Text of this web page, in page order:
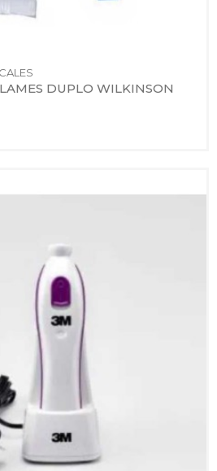
DUPLO WILKINSON